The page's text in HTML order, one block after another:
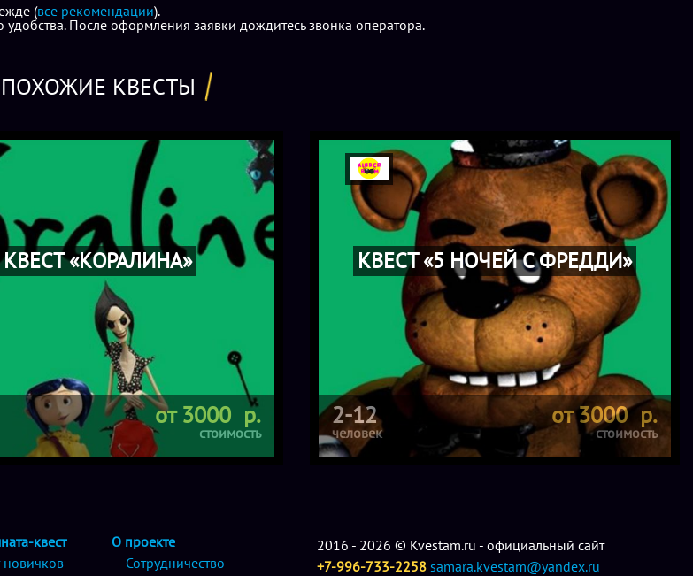
(все рекомендации).
После оформления заявки дождитесь звонка оператора.
ПОХОЖИЕ КВЕСТЫ
КВЕСТ «КОРАЛИНА»
от 3000 р.
стоимость
КВЕСТ «5 НОЧЕЙ С ФРЕДДИ»
2-12
человек
от 3000 р.
стоимость
квест
О проекте
Сотрудничество
2016 - 2026 © Kvestam.ru - официальный сайт
+7-996-733-2258 samara.kvestam@yandex.ru